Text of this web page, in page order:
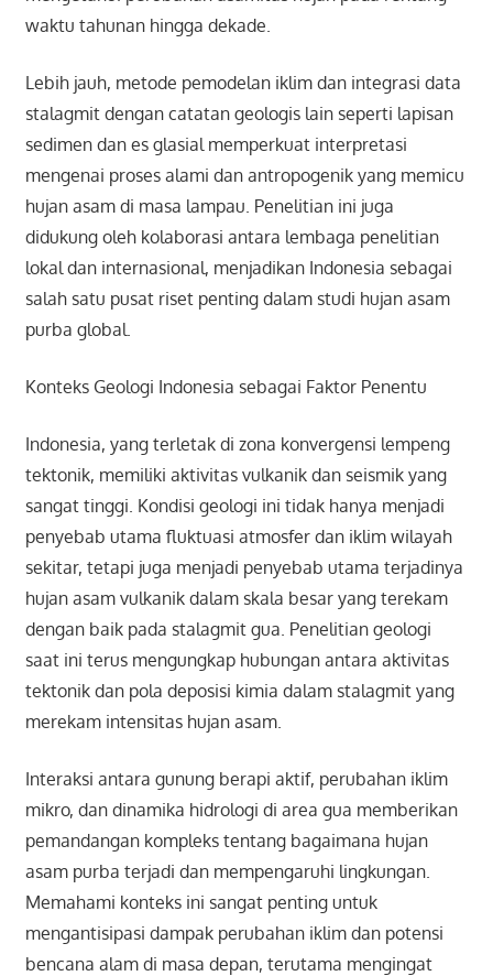
waktu tahunan hingga dekade.
Lebih jauh, metode pemodelan iklim dan integrasi data
stalagmit dengan catatan geologis lain seperti lapisan
sedimen dan es glasial memperkuat interpretasi
mengenai proses alami dan antropogenik yang memicu
hujan asam di masa lampau. Penelitian ini juga
didukung oleh kolaborasi antara lembaga penelitian
lokal dan internasional, menjadikan Indonesia sebagai
salah satu pusat riset penting dalam studi hujan asam
purba global.
Konteks Geologi Indonesia sebagai Faktor Penentu
Indonesia, yang terletak di zona konvergensi lempeng
tektonik, memiliki aktivitas vulkanik dan seismik yang
sangat tinggi. Kondisi geologi ini tidak hanya menjadi
penyebab utama fluktuasi atmosfer dan iklim wilayah
sekitar, tetapi juga menjadi penyebab utama terjadinya
hujan asam vulkanik dalam skala besar yang terekam
dengan baik pada stalagmit gua. Penelitian geologi
saat ini terus mengungkap hubungan antara aktivitas
tektonik dan pola deposisi kimia dalam stalagmit yang
merekam intensitas hujan asam.
Interaksi antara gunung berapi aktif, perubahan iklim
mikro, dan dinamika hidrologi di area gua memberikan
pemandangan kompleks tentang bagaimana hujan
asam purba terjadi dan mempengaruhi lingkungan.
Memahami konteks ini sangat penting untuk
mengantisipasi dampak perubahan iklim dan potensi
bencana alam di masa depan, terutama mengingat